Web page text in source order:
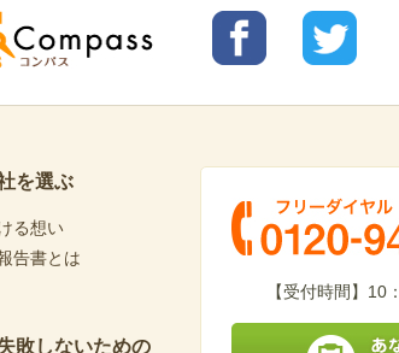
ームコ
ームコ
を選ぶ
る想い
告書とは
敗しないための
【受付時間】10